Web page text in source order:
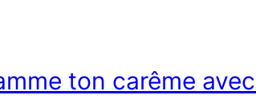
ton carême